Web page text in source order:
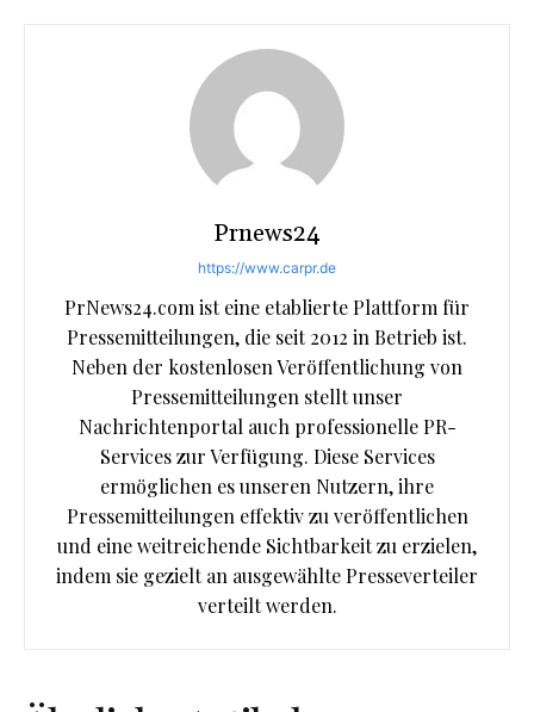
Prnews24
https://www.carpr.de
PrNews24.com ist eine etablierte Plattform für
Pressemitteilungen, die seit 2012 in Betrieb ist.
Neben der kostenlosen Veröffentlichung von
Pressemitteilungen stellt unser
Nachrichtenportal auch professionelle PR-
Services zur Verfügung. Diese Services
ermöglichen es unseren Nutzern, ihre
Pressemitteilungen effektiv zu veröffentlichen
und eine weitreichende Sichtbarkeit zu erzielen,
indem sie gezielt an ausgewählte Presseverteiler
verteilt werden.